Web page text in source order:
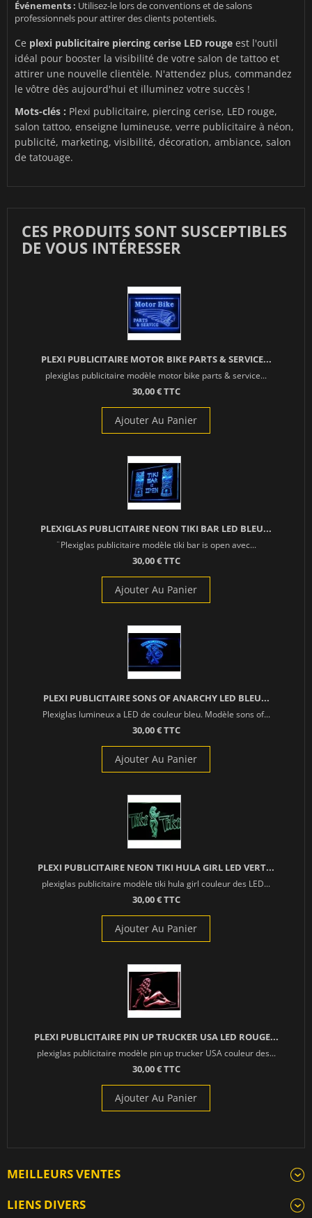
Événements : Utilisez-le lors de conventions et de salons
professionnels pour attirer des clients potentiels.
Ce plexi publicitaire piercing cerise LED rouge est l'outil
idéal pour booster la visibilité de votre salon de tattoo et
attirer une nouvelle clientèle. N'attendez plus, commandez
le vôtre dès aujourd'hui et illuminez votre succès !
Mots-clés : Plexi publicitaire, piercing cerise, LED rouge,
salon tattoo, enseigne lumineuse, verre publicitaire à néon,
publicité, marketing, visibilité, décoration, ambiance, salon
de tatouage.
CES PRODUITS SONT SUSCEPTIBLES
DE VOUS INTÉRESSER
PLEXI PUBLICITAIRE MOTOR BIKE PARTS & SERVICE...
plexiglas publicitaire modèle motor bike parts & service...
30,00 € TTC
Ajouter Au Panier
PLEXIGLAS PUBLICITAIRE NEON TIKI BAR LED BLEU...
¨Plexiglas publicitaire modèle tiki bar is open avec...
30,00 € TTC
Ajouter Au Panier
PLEXI PUBLICITAIRE SONS OF ANARCHY LED BLEU...
Plexiglas lumineux a LED de couleur bleu. Modèle sons of...
30,00 € TTC
Ajouter Au Panier
PLEXI PUBLICITAIRE NEON TIKI HULA GIRL LED VERT...
plexiglas publicitaire modèle tiki hula girl couleur des LED...
30,00 € TTC
Ajouter Au Panier
PLEXI PUBLICITAIRE PIN UP TRUCKER USA LED ROUGE...
plexiglas publicitaire modèle pin up trucker USA couleur des...
30,00 € TTC
Ajouter Au Panier
MEILLEURS VENTES
LIENS DIVERS